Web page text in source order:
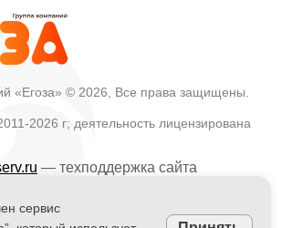
«Егоза» © 2026, Все права защищены.
2026 г; деятельность лицензирована
— техподдержка сайта
обработки персональных данных
сервис